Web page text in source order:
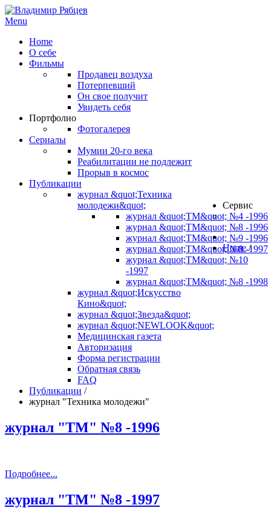
Menu
Home
О себе
Фильмы
Продавец воздуха
Потерпевший
Он свое получит
Увидеть себя
Портфолио
Фотогалерея
Сериалы
Мумии 20-го века
Реабилитации не подлежит
Прорыв в космос
Публикации
журнал &quot;Техника
молодежи&quot;
журнал &quot;ТМ&quot; №4 -1996
журнал &quot;ТМ&quot; №8 -1996
журнал &quot;ТМ&quot; №9 -1996
журнал &quot;ТМ&quot; №8 -1997
журнал &quot;ТМ&quot; №10
-1997
журнал &quot;ТМ&quot; №8 -1998
журнал &quot;Искусство
Кино&quot;
журнал &quot;Звезда&quot;
журнал &quot;NEWLOOK&quot;
Медицинская газета
Сервис
Авторизация
Форма регистрации
Обратная связь
FAQ
Home /
Публикации /
журнал "Техника молодежи"
журнал "ТМ" №8 -1996
Подробнее...
журнал "ТМ" №8 -1997